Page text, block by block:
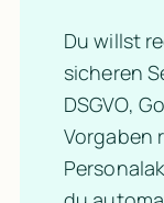
Du willst
sicheren
DSGVO,
Vorgaben